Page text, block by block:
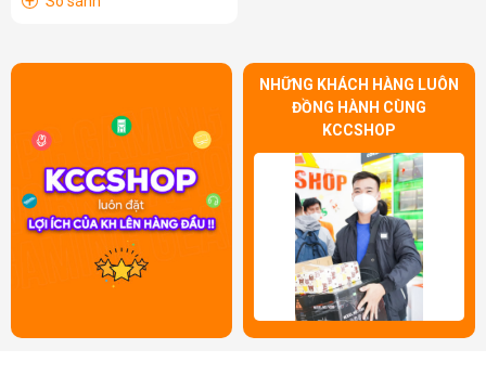
NHỮNG KHÁCH HÀNG LUÔN
ĐỒNG HÀNH CÙNG
KCCSHOP